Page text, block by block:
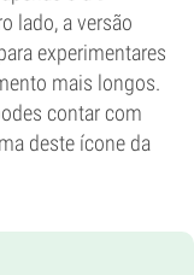
lado, a versão
experimentares
mais longos.
contar com
deste ícone da